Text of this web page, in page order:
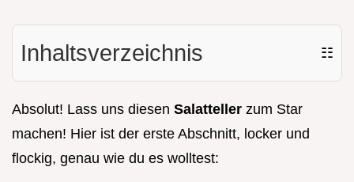
Inhaltsverzeichnis ☷
Absolut! Lass uns diesen Salatteller zum Star
machen! Hier ist der erste Abschnitt, locker und
flockig, genau wie du es wolltest: